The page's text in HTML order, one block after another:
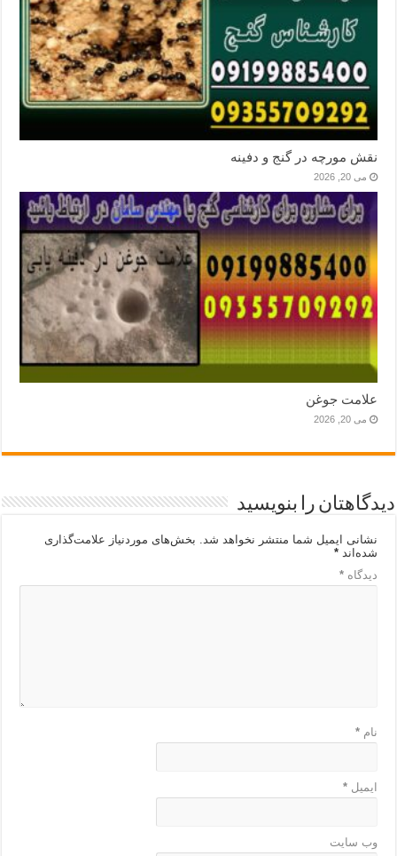
نقش مورچه در گنج و دفینه
می 20, 2026
علامت جوغن
می 20, 2026
دیدگاهتان را بنویسید
نشانی ایمیل شما منتشر نخواهد شد.
بخش‌های موردنیاز علامت‌گذاری
شده‌اند*
دیدگاه*
نام*
ایمیل*
وب‌ سایت